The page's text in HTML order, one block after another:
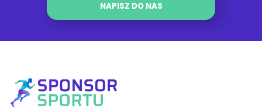
NAPISZ DO NAS